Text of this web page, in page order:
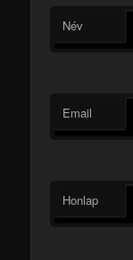
Név
Email
Honlap